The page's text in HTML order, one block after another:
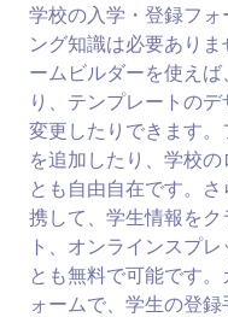
学校の入学・登録フォ
ング知識は必要あり
ームビルダーを使え
り、テンプレートの
変更したりできます
を追加したり、学校
とも自由自在です。
携して、学生情報を
ト、オンラインスプ
とも無料で可能です
ォームで、学生の登
Googleドライブ、
れています。無料
レートを使用して
な採点方法により
ことができます。
レートを使用して
授業への出席
授業の出席記録を
マイズでき、どの